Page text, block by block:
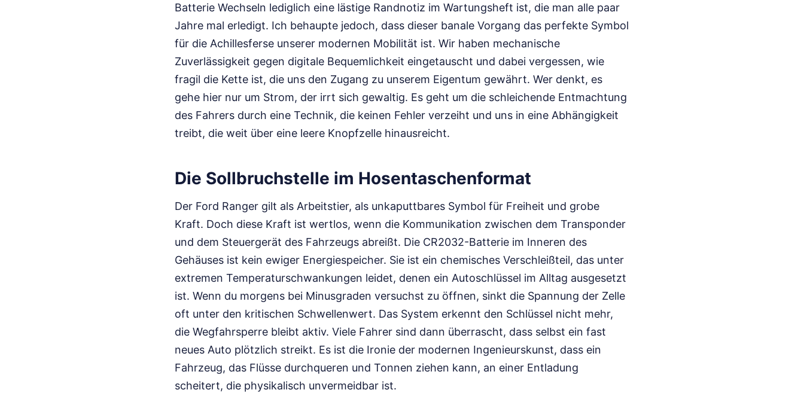
Batterie Wechseln lediglich eine lästige Randnotiz im Wartungsheft ist, die man alle paar
Jahre mal erledigt. Ich behaupte jedoch, dass dieser banale Vorgang das perfekte Symbol
für die Achillesferse unserer modernen Mobilität ist. Wir haben mechanische
Zuverlässigkeit gegen digitale Bequemlichkeit eingetauscht und dabei vergessen, wie
fragil die Kette ist, die uns den Zugang zu unserem Eigentum gewährt. Wer denkt, es
gehe hier nur um Strom, der irrt sich gewaltig. Es geht um die schleichende Entmachtung
des Fahrers durch eine Technik, die keinen Fehler verzeiht und uns in eine Abhängigkeit
treibt, die weit über eine leere Knopfzelle hinausreicht.
Die Sollbruchstelle im Hosentaschenformat
Der Ford Ranger gilt als Arbeitstier, als unkaputtbares Symbol für Freiheit und grobe
Kraft. Doch diese Kraft ist wertlos, wenn die Kommunikation zwischen dem Transponder
und dem Steuergerät des Fahrzeugs abreißt. Die CR2032-Batterie im Inneren des
Gehäuses ist kein ewiger Energiespeicher. Sie ist ein chemisches Verschleißteil, das unter
extremen Temperaturschwankungen leidet, denen ein Autoschlüssel im Alltag ausgesetzt
ist. Wenn du morgens bei Minusgraden versuchst zu öffnen, sinkt die Spannung der Zelle
oft unter den kritischen Schwellenwert. Das System erkennt den Schlüssel nicht mehr,
die Wegfahrsperre bleibt aktiv. Viele Fahrer sind dann überrascht, dass selbst ein fast
neues Auto plötzlich streikt. Es ist die Ironie der modernen Ingenieurskunst, dass ein
Fahrzeug, das Flüsse durchqueren und Tonnen ziehen kann, an einer Entladung
scheitert, die physikalisch unvermeidbar ist.